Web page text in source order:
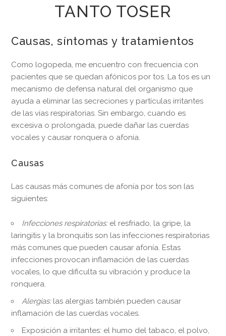
TANTO TOSER
Causas, síntomas y tratamientos
Como logopeda, me encuentro con frecuencia con
pacientes que se quedan afónicos por tos. La tos es un
mecanismo de defensa natural del organismo que
ayuda a eliminar las secreciones y partículas irritantes
de las vías respiratorias. Sin embargo, cuando es
excesiva o prolongada, puede dañar las cuerdas
vocales y causar ronquera o afonía.
Causas
Las causas más comunes de afonía por tos son las
siguientes:
Infecciones respiratorias:el resfriado, la gripe, la
laringitis y la bronquitis son las infecciones respiratorias
más comunes que pueden causar afonía. Estas
infecciones provocan inflamación de las cuerdas
vocales, lo que dificulta su vibración y produce la
ronquera.
Alergias:las alergias también pueden causar
inflamación de las cuerdas vocales.
Exposición a irritantes: el humo del tabaco, el polvo,